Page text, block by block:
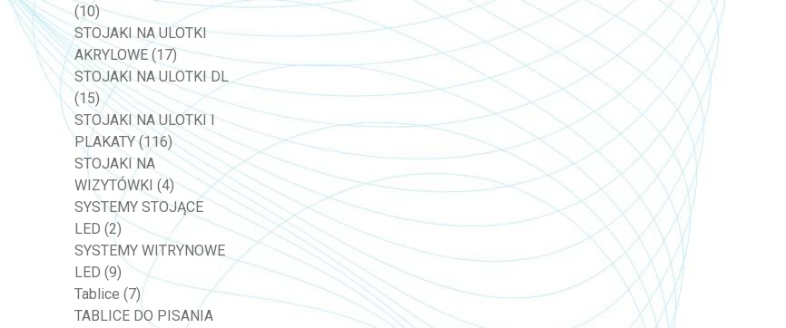
(10)
STOJAKI NA ULOTKI
AKRYLOWE (17)
STOJAKI NA ULOTKI DL
(15)
STOJAKI NA ULOTKI I
PLAKATY (116)
STOJAKI NA
WIZYTÓWKI (4)
SYSTEMY STOJĄCE
LED (2)
SYSTEMY WITRYNOWE
LED (9)
Tablice (7)
TABLICE DO PISANIA